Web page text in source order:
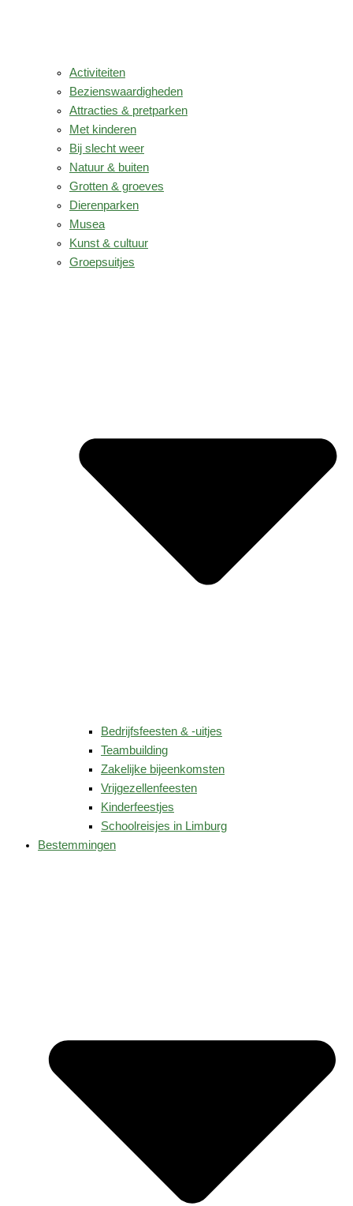
Activiteiten
Bezienswaardigheden
Attracties & pretparken
Met kinderen
Bij slecht weer
Natuur & buiten
Grotten & groeves
Dierenparken
Musea
Kunst & cultuur
Groepsuitjes
Bedrijfsfeesten & -uitjes
Teambuilding
Zakelijke bijeenkomsten
Vrijgezellenfeesten
Kinderfeestjes
Schoolreisjes in Limburg
Bestemmingen